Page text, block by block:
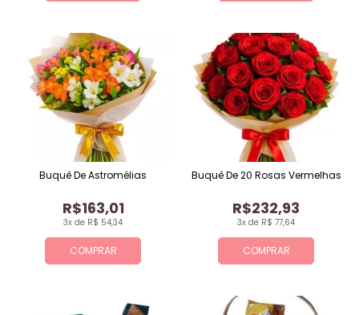
COMPRAR
3x de R$ 54,34
R$163,01
Buquê De Astromélias
COMPRAR
3x de R$ 77,64
R$232,93
Buquê De 20 Rosas Vermelhas